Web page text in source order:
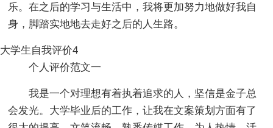
乐。在之后的学习与生活中，我将更加努力地做好我自
身，脚踏实地地去走好之后的人生路。
大学生自我评价4
个人评价范文一
我是一个对理想有着执着追求的人，坚信是金子总
会发光。大学毕业后的工作，让我在文案策划方面有了